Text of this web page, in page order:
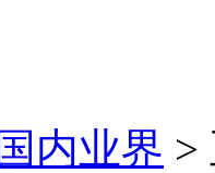
国内业界 >